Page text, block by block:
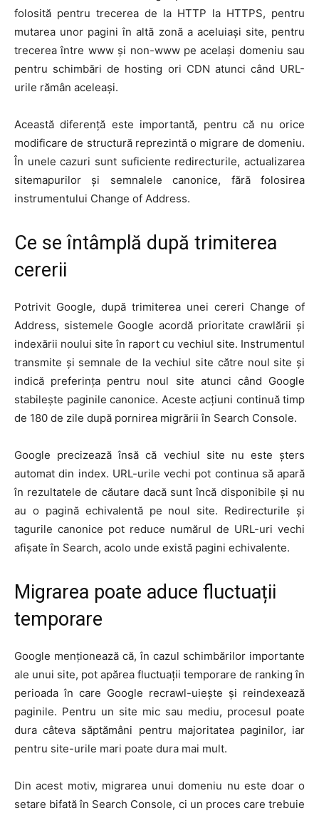
folosită pentru trecerea de la HTTP la HTTPS, pentru
mutarea unor pagini în altă zonă a aceluiași site, pentru
trecerea între www și non-www pe același domeniu sau
pentru schimbări de hosting ori CDN atunci când URL-
urile rămân aceleași.
Această diferență este importantă, pentru că nu orice
modificare de structură reprezintă o migrare de domeniu.
În unele cazuri sunt suficiente redirecturile, actualizarea
sitemapurilor și semnalele canonice, fără folosirea
instrumentului Change of Address.
Ce se întâmplă după trimiterea
cererii
Potrivit Google, după trimiterea unei cereri Change of
Address, sistemele Google acordă prioritate crawlării și
indexării noului site în raport cu vechiul site. Instrumentul
transmite și semnale de la vechiul site către noul site și
indică preferința pentru noul site atunci când Google
stabilește paginile canonice. Aceste acțiuni continuă timp
de 180 de zile după pornirea migrării în Search Console.
Google precizează însă că vechiul site nu este șters
automat din index. URL-urile vechi pot continua să apară
în rezultatele de căutare dacă sunt încă disponibile și nu
au o pagină echivalentă pe noul site. Redirecturile și
tagurile canonice pot reduce numărul de URL-uri vechi
afișate în Search, acolo unde există pagini echivalente.
Migrarea poate aduce fluctuații
temporare
Google menționează că, în cazul schimbărilor importante
ale unui site, pot apărea fluctuații temporare de ranking în
perioada în care Google recrawl-uiește și reindexează
paginile. Pentru un site mic sau mediu, procesul poate
dura câteva săptămâni pentru majoritatea paginilor, iar
pentru site-urile mari poate dura mai mult.
Din acest motiv, migrarea unui domeniu nu este doar o
setare bifată în Search Console, ci un proces care trebuie